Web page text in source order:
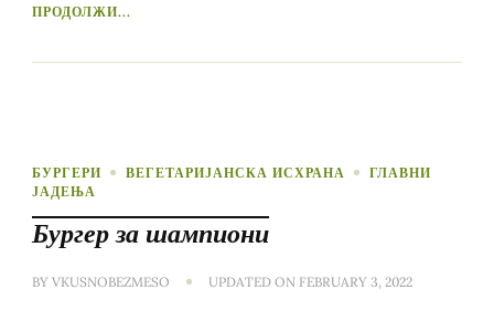
ПРОДОЛЖИ...
БУРГЕРИ ВЕГЕТАРИЈАНСКА ИСХРАНА
ГЛАВНИ
ЈАДЕЊА
Бургер за шампиони
BY VKUSNOBEZMESO UPDATED ON FEBRUARY 3, 2022